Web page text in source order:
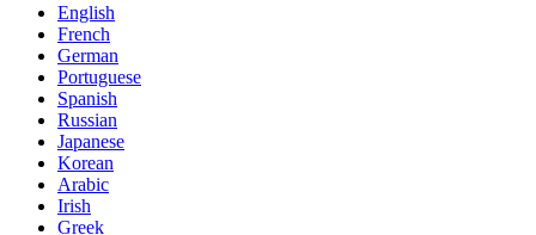
English
French
German
Portuguese
Spanish
Russian
Japanese
Korean
Arabic
Irish
Greek